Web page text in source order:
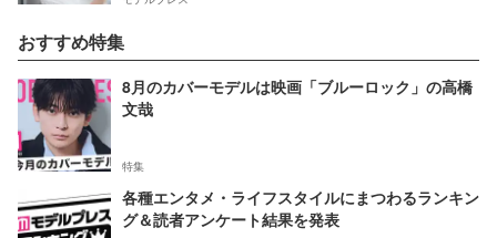
おすすめ特集
8月のカバーモデルは映画「ブルーロック」の高橋
文哉
特集
各種エンタメ・ライフスタイルにまつわるランキン
グ＆読者アンケート結果を発表